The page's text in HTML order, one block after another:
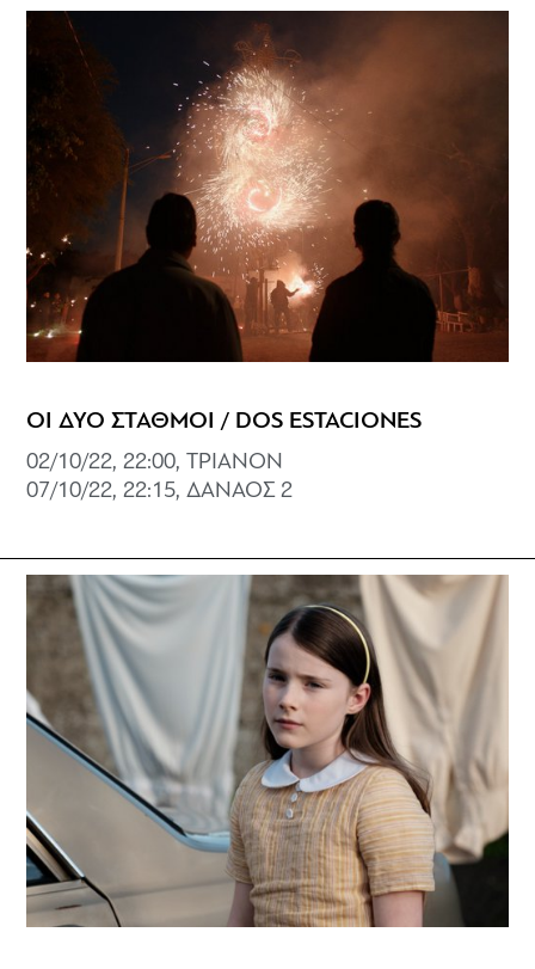
ΟΙ ΔΥΟ ΣΤΑΘΜΟΙ / DOS ESTACIONES
02/10/22, 22:00, ΤΡΙΑΝΟΝ
07/10/22, 22:15, ΔΑΝΑΟΣ 2